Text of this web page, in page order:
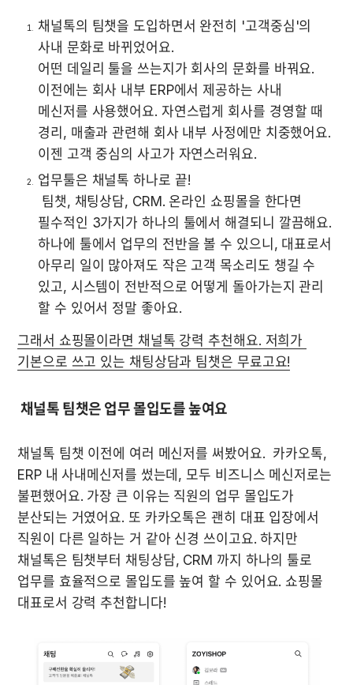
채널톡의 팀챗을 도입하면서 완전히 '고객중심'의
사내 문화로 바뀌었어요.
어떤 데일리 툴을 쓰는지가 회사의 문화를 바꿔요.
이전에는 회사 내부 ERP에서 제공하는 사내
메신저를 사용했어요. 자연스럽게 회사를 경영할 때
경리, 매출과 관련해 회사 내부 사정에만 치중했어요.
이젠 고객 중심의 사고가 자연스러워요.
업무툴은 채널톡 하나로 끝!
필수적인 3가지가 하나의 툴에서 해결되니 깔끔해요.
하나에 툴에서 업무의 전반을 볼 수 있으니, 대표로서
아무리 일이 많아져도 작은 고객 목소리도 챙길 수
있고, 시스템이 전반적으로 어떻게 돌아가는지 관리
할 수 있어서 정말 좋아요.
그래서 쇼핑몰이라면 채널톡 강력 추천해요. 저희가
기본으로 쓰고 있는 채팅상담과 팀챗은 무료고요!
채널톡 팀챗은 업무 몰입도를 높여요
채널톡 팀챗 이전에 여러 메신저를 써봤어요.  카카오톡,
ERP 내 사내메신저를 썼는데, 모두 비즈니스 메신저로는
불편했어요. 가장 큰 이유는 직원의 업무 몰입도가
분산되는 거였어요. 또 카카오톡은 괜히 대표 입장에서
직원이 다른 일하는 거 같아 신경 쓰이고요. 하지만
채널톡은 팀챗부터 채팅상담, CRM 까지 하나의 툴로
업무를 효율적으로 몰입도를 높여 할 수 있어요. 쇼핑몰
대표로서 강력 추천합니다!